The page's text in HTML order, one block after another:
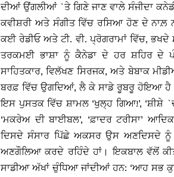
ਦੀਆਂ ਉਂਗਲੀਆਂ `ਤੇ ਗਿਣੇ ਜਾਣ ਵਾਲੇ ਸੰਜੀਦਾ
ਕਵੀਸ਼ਰੀ ਅਤੇ ਸੰਗੀਤ ਵਿੱਚ ਰਸਿਆ ਹੋਣ ਦੇ ਨਾਲ਼
ਕਈ ਰੇਡੀਓ ਅਤੇ ਟੀ. ਵੀ. ਪ੍ਰੋਗਰਾਮਾਂ ਵਿੱਚ,
ਤਰਕਮਈ ਭਾਸ਼ਾ ਨੂੰ ਕੈਨੇਡਾ ਦੇ ਹਰ ਸ਼ਹਿਰ ਦੇ
ਸਾਹਿਤਕਾਰ, ਵਿਲੱਖਣ ਸਿਰਜਕ, ਅਤੇ ਬੇਬਾਕ
ਬਰਫ਼ ਵਿੱਚ ਉਗਦਿਆਂ, ਲੈ ਕੇ ਸਾਡੇ ਰੂਬਰੂ ਹੋਇਆ
ਇਸ ਪੁਸਤਕ ਵਿੱਚ ਸ਼ਾਮਲ ‘ਖੁਲ੍ਹ ਗਿਆ!’, ‘ਸ਼ੀਸ਼ੇ
‘ਮਕਰੇਅ ਦੀ ਬਾਈਬਲ’, ‘ਫ਼ਾਦਰ ਟਰੀਸਾ’
ਦਿਸਦੇ ਸੰਸਾਰ ਪਿੱਛੇ ਅਕਸਰ ਉਸ ਅਣਦਿਸਦੇ
ਅਣਗੌਲਿਆ ਕਰਦੇ ਰਹਿੰਦੇ ਹਾਂ। ਇਕਬਾਲ ਵੱਲੋਂ
ਸਾਡੀਆ ਅੱਖਾਂ ਚੁੰਧਿਆ ਜਾਂਦੀਆਂ ਹਨ: ‘ਆਹ ਸਭ